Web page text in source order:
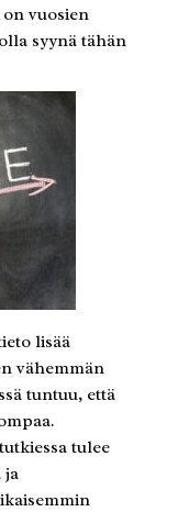
vuosien
syynä tähän
lisää
vähemmän
tuntuu, että
tulee
ja